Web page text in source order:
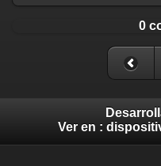
0
Ver en :